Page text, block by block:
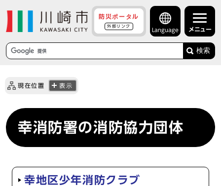
防災ポータル
外部リンク
Language メニュー
検索
現在位置 表示
幸消防署の消防協力団体
幸地区少年消防クラブ